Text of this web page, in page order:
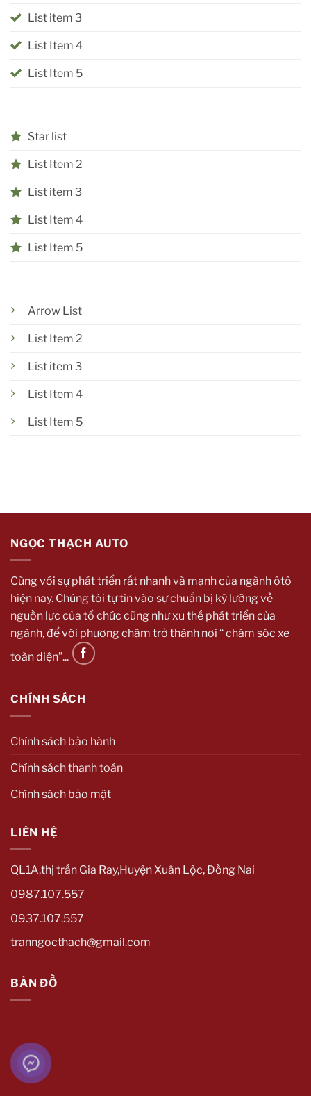
List item 3
List Item 4
List Item 5
Star list
List Item 2
List item 3
List Item 4
List Item 5
Arrow List
List Item 2
List item 3
List Item 4
List Item 5
NGỌC THẠCH AUTO
Cùng với sự phát triển rất nhanh và mạnh của ngành ôtô
hiện nay. Chúng tôi tự tin vào sự chuẩn bị kỹ lưỡng về
nguồn lực của tổ chức cũng như xu thế phát triển của
ngành, để với phương châm trở thành nơi “ chăm sóc xe
toàn diện”...
CHÍNH SÁCH
Chính sách bảo hành
Chính sách thanh toán
Chính sách bảo mật
LIÊN HỆ
QL1A,thị trấn Gia Ray,Huyện Xuân Lộc, Đồng Nai
0987.107.557
0937.107.557
tranngocthach@gmail.com
BẢN ĐỒ